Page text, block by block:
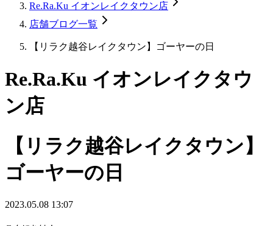
Re.Ra.Ku イオンレイクタウン店
店舗ブログ一覧
【リラク越谷レイクタウン】ゴーヤーの日
Re.Ra.Ku イオンレイクタウ
ン店
【リラク越谷レイクタウン】
ゴーヤーの日
2023.05.08 13:07